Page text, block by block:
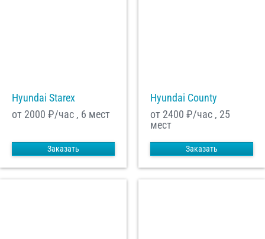
Hyundai Starex
от 2000 ₽/час , 6 мест
Заказать
Hyundai County
от 2400 ₽/час , 25
мест
Заказать